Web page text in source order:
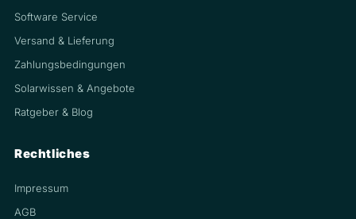
Software Service
Versand & Lieferung
Zahlungsbedingungen
Solarwissen & Angebote
Ratgeber & Blog
Rechtliches
Impressum
AGB